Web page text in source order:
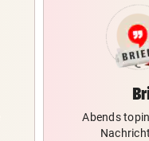
Abends